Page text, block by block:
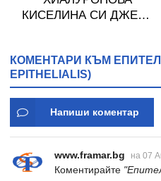
КИСЕЛИНА СИ ДЖЕЛИ
КОМЕНТАРИ КЪМ
EPITHELIALIS)
Напиши коментар
www.framar.bg на 07
Коментирайте